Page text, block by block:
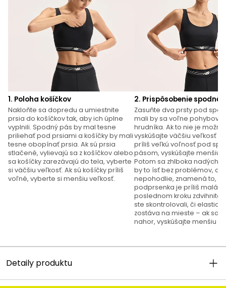
1. Poloha košíčkov
Nakloňte sa dopredu a umiestnite
prsia do košíčkov tak, aby ich úplne
vyplnili. Spodný pás by mal tesne
priliehať pod prsiami a košíčky by mali
tesne obopínať prsia. Ak sú prsia
stlačené, vylievajú sa z košíčkov alebo
sa košíčky zarezávajú do tela, vyberte
si väčšiu veľkosť. Ak sú košíčky príliš
voľné, vyberte si menšiu veľkosť.
2. Prispôsobenie
Zasuňte dva prsty pod
mali by sa voľne
hrudníka. Ak to nie je možné,
vyskúšajte väčšiu veľkosť a
príliš veľkú voľnosť pod
pásom, vyskúšajte menšiu
Potom sa zhlboka
by to ísť bez problémov,
nepohodlie, znamená to, že
podprsenka je príliš malá. V
poslednom kroku zdvihnite
ste skontrolovali, či
zostáva na mieste – ak sa
nahor, vyskúšajte menšiu
Detaily produktu